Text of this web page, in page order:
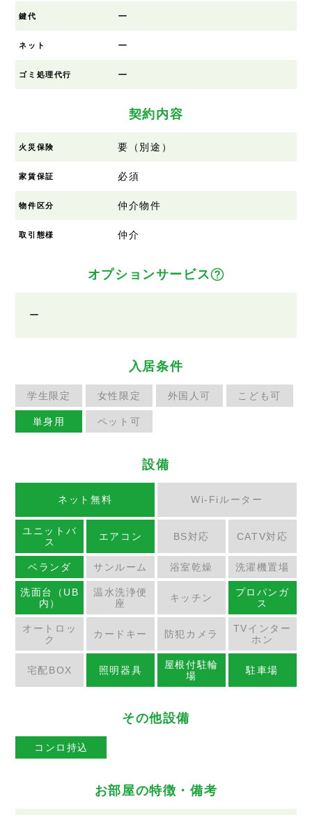
鍵代 ー
ネット ー
ゴミ処理代行 ー
契約内容
火災保険 要（別途）
家賃保証 必須
物件区分 仲介物件
取引態様 仲介
オプションサービス
ー
入居条件
学生限定 女性限定 外国人可 こども可
単身用 ペット可
設備
ネット無料 Wi-Fiルーター
ユニットバ
ス
エアコン BS対応 CATV対応
ベランダ サンルーム 浴室乾燥 洗濯機置場
洗面台（UB
内）
温水洗浄便
座
キッチン
プロパンガ
ス
オートロッ
ク
カードキー 防犯カメラ
TVインター
ホン
宅配BOX 照明器具
屋根付駐輪
場
駐車場
その他設備
コンロ持込
お部屋の特徴・備考